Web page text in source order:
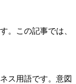
。この記事では、
ス用語です。意図